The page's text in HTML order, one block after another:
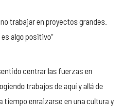
trabajar en proyectos grandes.
algo positivo”
centrar las fuerzas en
trabajos de aquí y allá de
tiempo enraizarse en una cultura y